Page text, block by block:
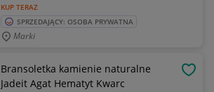
KUP TERAZ
SPRZEDAJĄCY: OSOBA PRYWATNA
Marki
Bransoletka kamienie naturalne
Jadeit Agat Hematyt Kwarc